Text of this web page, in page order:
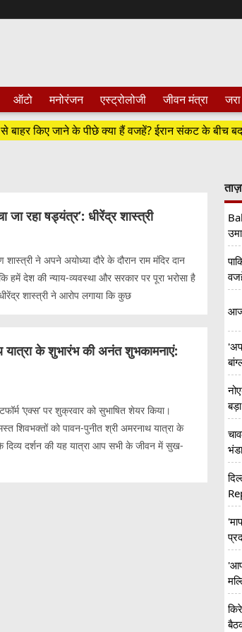
ऑटो मनोरंजन एस्ट्रोलोजी जीवन मंत्रा
किए जाने के पीछे क्या हैं वजहें? ईरान संकट के बीच बदलती
रहा षड्यंत्र’: धीरेंद्र शास्त्री
शास्त्री ने अपने अयोध्या दौरे के दौरान राम मंदिर दान
हमें देश की न्याय-व्यवस्था और सरकार पर पूरा भरोसा है
शास्त्री ने आरोप लगाया कि कुछ
के शुभारंभ की अनंत शुभकामनाएं:
‘एक्स’ पर शुक्रवार को सुभाषित शेयर किया।
शिवभक्तों को पावन-पुनीत श्री अमरनाथ यात्रा के
दिव्य दर्शन की यह यात्रा आप सभी के जीवन में सुख-
आज